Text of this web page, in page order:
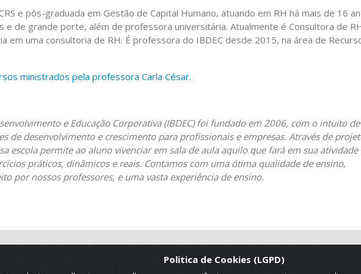
e pós-graduada em Gestão de Capital Humano, atuando em RH há mais de 16
e de grande porte, além de professora universitária. Atualmente é Consultora de
em uma consultoria de RH. É professora do IBDEC desde 2015, na área de
ministrados pela professora Carla César.
e Educação Corporativa (IBDEC) foi fundado em 2006, com o intuito de
de desenvolvimento e crescimento para profissionais e empresas. Através de
escola permite ao aluno vivenciar em sala de aula aquilo que fará em sua atividade
práticos, dinâmicos e reais. Contamos com uma ótima qualidade de ensino,
por nossos professores, e uma vasta experiência de ensino.
Politica de Cookies (LGPD)